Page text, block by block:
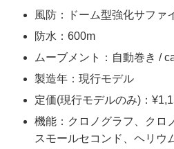
風防：ドーム型強化サファ
防水：600m
ムーブメント：自動巻き /
製造年：現行モデル
定価(現行モデルのみ)：
機能：クロノグラフ、クロ
スモールセコンド、ヘリウ